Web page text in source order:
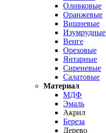
Оливковые
Оранжевые
Вишневые
Изумрудные
Венге
Ореховые
Янтарные
Сиреневые
Салатовые
Материал
МДФ
Эмаль
Акрил
Береза
Дерево